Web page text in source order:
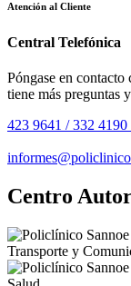
Atención al Cliente
Central Telefónica
Póngase en
tiene más preguntas
423 9641 / 332 4190
Centro